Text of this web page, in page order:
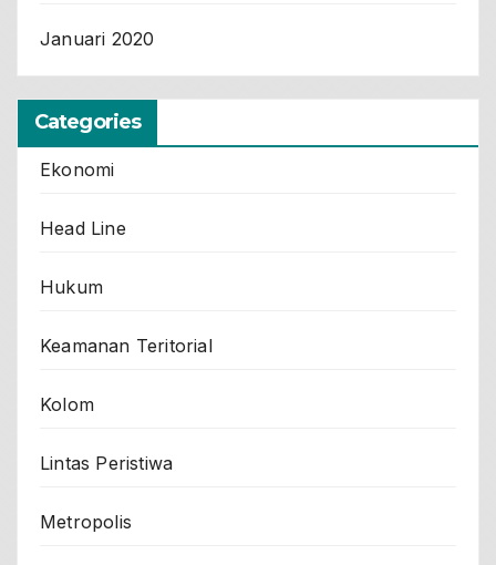
Januari 2020
Categories
Ekonomi
Head Line
Hukum
Keamanan Teritorial
Kolom
Lintas Peristiwa
Metropolis